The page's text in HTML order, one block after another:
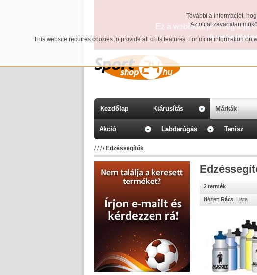
További a információt,
Az oldal zavartalan
This website requires cookies to provide all of its features. For more information
Ez a weboldal jelenleg
A
Kezdőlap Kiárusítás Márkák
Akció Labdarúgás Tenisz
//// Edzéssegítők
2 termék
Nézet: Rács Lista